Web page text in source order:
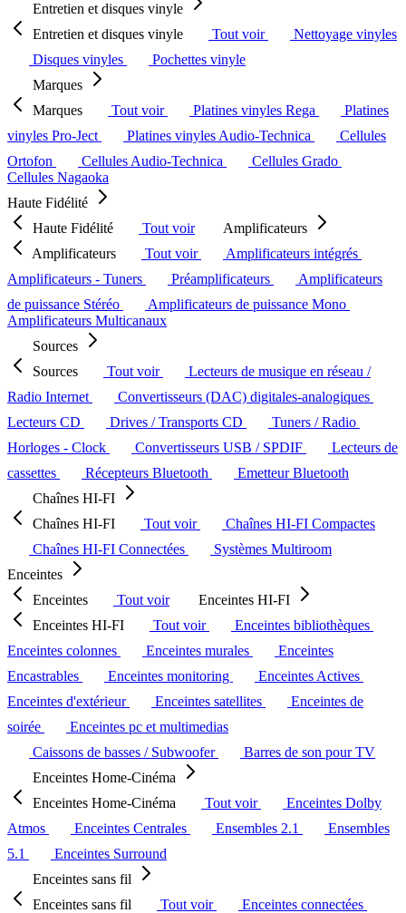
Entretien et disques vinyle
Entretien et disques vinyle
Tout voir
Nettoyage vinyles
Disques vinyles
Pochettes vinyle
Marques
Marques
Tout voir Platines vinyles Rega
Platines
vinyles Pro-Ject
Platines vinyles Audio-Technica
Cellules
Ortofon
Cellules Audio-Technica
Cellules Grado
Cellules Nagaoka
Haute Fidélité
Haute Fidélité
Tout voir
Amplificateurs
Amplificateurs
Tout voir
Amplificateurs intégrés
Amplificateurs - Tuners
Préamplificateurs
Amplificateurs
de puissance Stéréo
Amplificateurs de puissance Mono
Amplificateurs Multicanaux
Sources
Sources
Tout voir
Lecteurs de musique en réseau /
Radio Internet
Convertisseurs (DAC) digitales-analogiques
Lecteurs CD
Drives / Transports CD
Tuners / Radio
Horloges - Clock
Convertisseurs USB / SPDIF
Lecteurs de
cassettes
Récepteurs Bluetooth
Emetteur Bluetooth
Chaînes HI-FI
Chaînes HI-FI
Tout voir
Chaînes HI-FI Compactes
Chaînes HI-FI Connectées
Systèmes Multiroom
Enceintes
Enceintes
Tout voir
Enceintes HI-FI
Enceintes HI-FI
Tout voir
Enceintes bibliothèques
Enceintes colonnes
Enceintes murales
Enceintes
Encastrables
Enceintes monitoring
Enceintes Actives
Enceintes d'extérieur
Enceintes satellites
Enceintes de
soirée
Enceintes pc et multimedias
Caissons de basses / Subwoofer
Barres de son pour TV
Enceintes Home-Cinéma
Enceintes Home-Cinéma
Tout voir
Enceintes Dolby
Atmos
Enceintes Centrales Ensembles 2.1
Ensembles
5.1
Enceintes Surround
Enceintes sans fil
Enceintes sans fil
Tout voir
Enceintes connectées